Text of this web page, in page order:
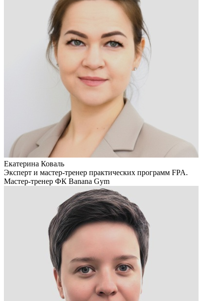
Екатерина Коваль
Эксперт и мастер-тренер практических программ FPA.
Мастер-тренер ФК Banana Gym